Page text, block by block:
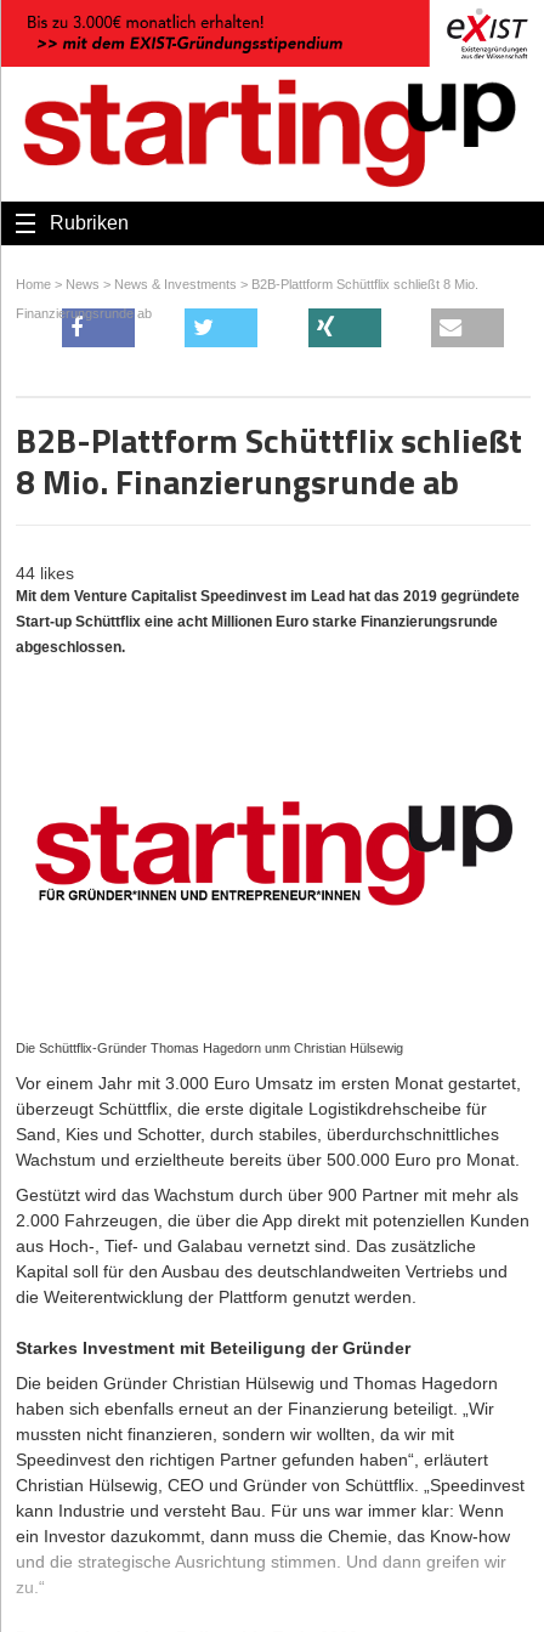
Rubriken
Home > News > News & Investments > B2B-Plattform Schüttflix schließt 8 Mio.
Finanzierungsrunde ab
B2B-Plattform Schüttflix schließt
8 Mio. Finanzierungsrunde ab
44 likes
Mit dem Venture Capitalist Speedinvest im Lead hat das 2019 gegründete
Start-up Schüttflix eine acht Millionen Euro starke Finanzierungsrunde
abgeschlossen.
Die Schüttflix-Gründer Thomas Hagedorn unm Christian Hülsewig
Vor einem Jahr mit 3.000 Euro Umsatz im ersten Monat gestartet,
überzeugt Schüttflix, die erste digitale Logistikdrehscheibe für
Sand, Kies und Schotter, durch stabiles, überdurchschnittliches
Wachstum und erzieltheute bereits über 500.000 Euro pro Monat.
Gestützt wird das Wachstum durch über 900 Partner mit mehr als
2.000 Fahrzeugen, die über die App direkt mit potenziellen Kunden
aus Hoch-, Tief- und Galabau vernetzt sind. Das zusätzliche
Kapital soll für den Ausbau des deutschlandweiten Vertriebs und
die Weiterentwicklung der Plattform genutzt werden.
Starkes Investment mit Beteiligung der Gründer
Die beiden Gründer Christian Hülsewig und Thomas Hagedorn
haben sich ebenfalls erneut an der Finanzierung beteiligt. „Wir
mussten nicht finanzieren, sondern wir wollten, da wir mit
Speedinvest den richtigen Partner gefunden haben“, erläutert
Christian Hülsewig, CEO und Gründer von Schüttflix. „Speedinvest
kann Industrie und versteht Bau. Für uns war immer klar: Wenn
ein Investor dazukommt, dann muss die Chemie, das Know-how
und die strategische Ausrichtung stimmen. Und dann greifen wir
zu.“